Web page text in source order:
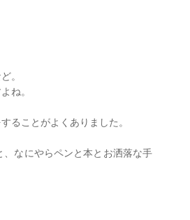
。
ね。
ることがよくありました。
なにやらペンと本とお洒落な手